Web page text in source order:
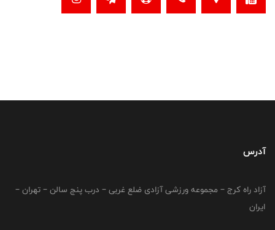
آدرس
آزاد راه کرج – مجموعه ورزشی آزادی ضلع غربی – درب پنج سالن – تهران –
ایران